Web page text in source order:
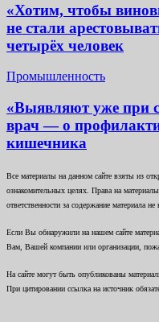
«Хотим, чтобы
не стали
четырёх человек
Промышленность
«Выявляют уже при
врач — о
кишечника
Все материалы на данном сайте взяты из
ознакомительных целях. Права на
ответственности за содержание материала не
Если Вы обнаружили на нашем сайте
Вам, Вашей компании или организации,
На сайте могут быть опубликованы
При цитировании ссылка на источник